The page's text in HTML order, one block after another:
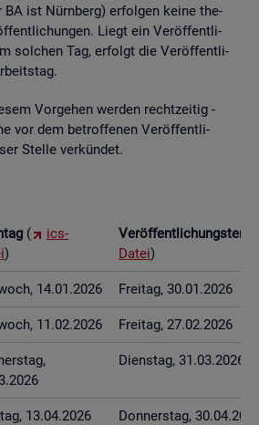
BA ist Nürn­berg) er­fol­gen keine the­
Liegt ein Ver­öf­fent­li­
sol­chen Tag, er­folgt die Ver­öf­fent­li­
Vor­ge­hen wer­den recht­zei­tig -
vor dem be­trof­fe­nen Ver­öf­fent­li­
Stel­le ver­kün­det.
(
ics-
)
Datei)
14.01.2026 Frei­tag, 30.01.2026
11.02.2026 Frei­tag, 27.02.2026
Diens­tag, 31.03.2026
13.04.2026 Don­ners­tag,